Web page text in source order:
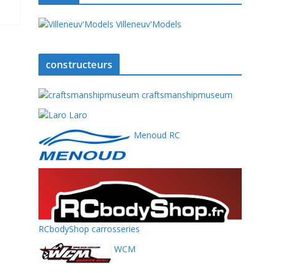
Villeneuv'Models
constructeurs
craftsmanshipmuseum
Laro
Menoud RC
RCbodyShop carrosseries
WCM